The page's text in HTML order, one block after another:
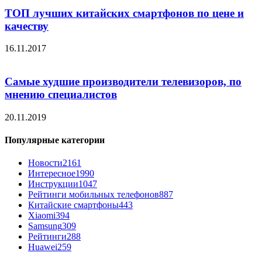
ТОП лучших китайских смартфонов по цене и
качеству
16.11.2017
Самые худшие производители телевизоров, по
мнению специалистов
20.11.2019
Популярные категории
Новости2161
Интересное1990
Инструкции1047
Рейтинги мобильных телефонов887
Китайские смартфоны443
Xiaomi394
Samsung309
Рейтинги288
Huawei259